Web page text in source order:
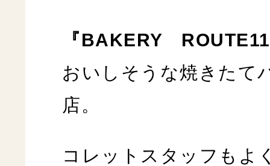
『BAKERY
おいしそうな焼きたて
店。
コレットスタッフもよ